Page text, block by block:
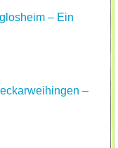
– Ein
–